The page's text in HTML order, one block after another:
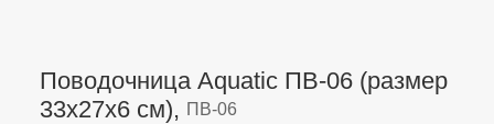
Поводочница Aquatic ПВ-06 (размер
33х27х6 см), ПВ-06